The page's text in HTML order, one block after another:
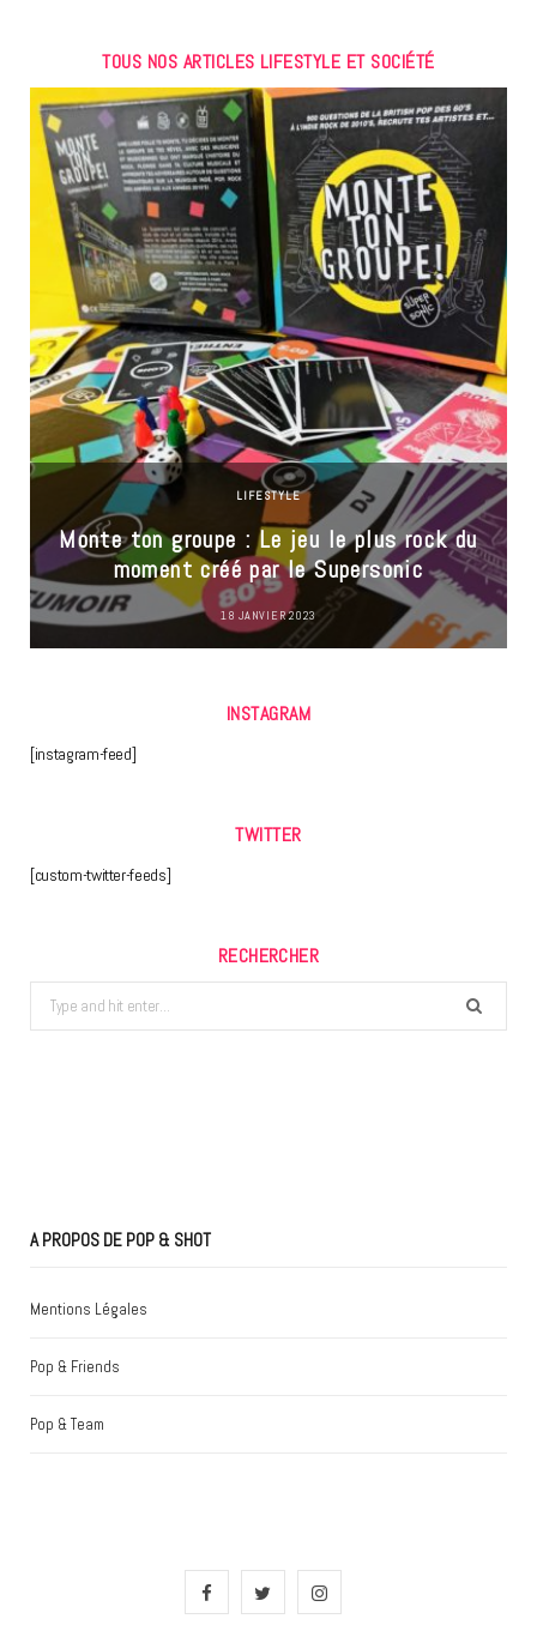
TOUS NOS ARTICLES LIFESTYLE ET SOCIÉTÉ
LIFESTYLE
Monte ton groupe : Le jeu le plus rock du
moment créé par le Supersonic
18 JANVIER 2023
INSTAGRAM
[instagram-feed]
TWITTER
[custom-twitter-feeds]
RECHERCHER
Search
for:
A PROPOS DE POP & SHOT
Mentions Légales
Pop & Friends
Pop & Team
F
I